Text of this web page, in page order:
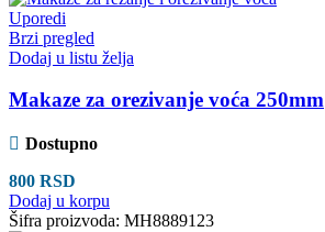
Uporedi
Brzi pregled
Dodaj u listu želja
Makaze za orezivanje voća 250mm
Dostupno
800 RSD
Dodaj u korpu
Šifra proizvoda: MH8889123